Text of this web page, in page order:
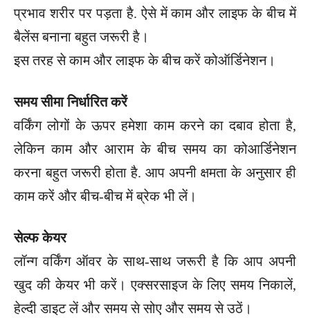
प्रभाव शरीर पर पड़ता है. ऐसे में काम और लाइफ के बीच में
बैलेंस बनाना बहुत जरूरी है।
इस तरह से काम और लाइफ के बीच करें कोऑर्डिनेशन।
समय सीमा निर्धारित करें
वर्किंग लोगों के ऊपर हमेशा काम करने का दबाव होता है,
लेकिन काम और आराम के बीच समय का कोआर्डिनेशन
करना बहुत जरूरी होता है. आप अपनी क्षमता के अनुसार ही
काम करें और बीच-बीच में ब्रेक भी लें।
सेल्फ केयर
लॉन्ग वर्किंग ऑवर के साथ-साथ जरूरी है कि आप अपनी
खुद की केयर भी करें। एक्सरसाइज के लिए समय निकालें,
हेल्दी डाइट लें और समय से सोए और समय से उठें।